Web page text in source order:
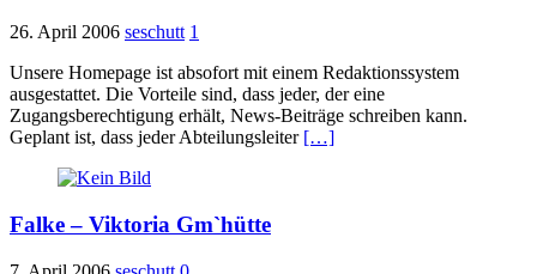
26. April 2006 seschutt 1
Unsere Homepage ist absofort mit einem Redaktionssystem
ausgestattet. Die Vorteile sind, dass jeder, der eine
Zugangsberechtigung erhält, News-Beiträge schreiben kann.
Geplant ist, dass jeder Abteilungsleiter […]
Falke – Viktoria Gm`hütte